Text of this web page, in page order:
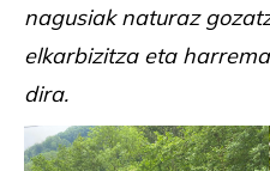
nagusiak naturaz
elkarbizitza eta
dira.